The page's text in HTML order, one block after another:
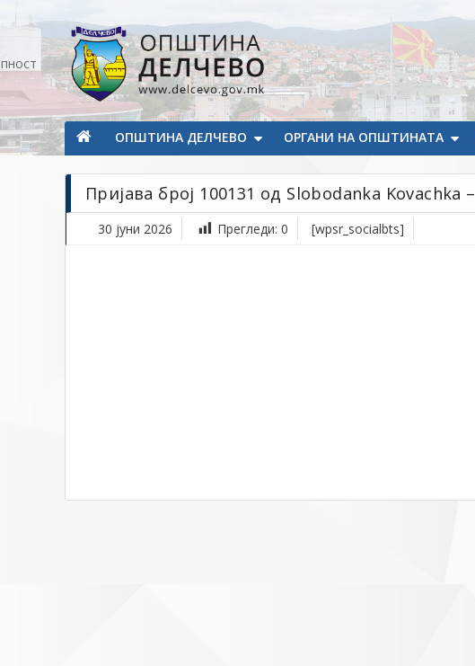
Општина Делчево
Општина Делчево
ОПШТИНА ДЕЛЧЕВО ОРГАНИ НА ОПШТИНАТА
Пријава број 100131 од Slobodanka Kovachka –
30 јуни 2026 Прегледи: 0 [wpsr_socialbts]